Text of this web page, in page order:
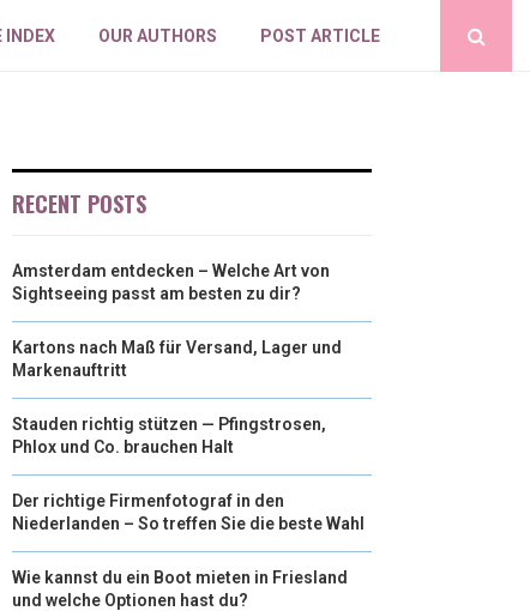
INDEX OUR AUTHORS POST ARTICLE
RECENT POSTS
Amsterdam entdecken – Welche Art von
Sightseeing passt am besten zu dir?
Kartons nach Maß für Versand, Lager und
Markenauftritt
Stauden richtig stützen — Pfingstrosen,
Phlox und Co. brauchen Halt
Der richtige Firmenfotograf in den
Niederlanden – So treffen Sie die beste Wahl
Wie kannst du ein Boot mieten in Friesland
und welche Optionen hast du?